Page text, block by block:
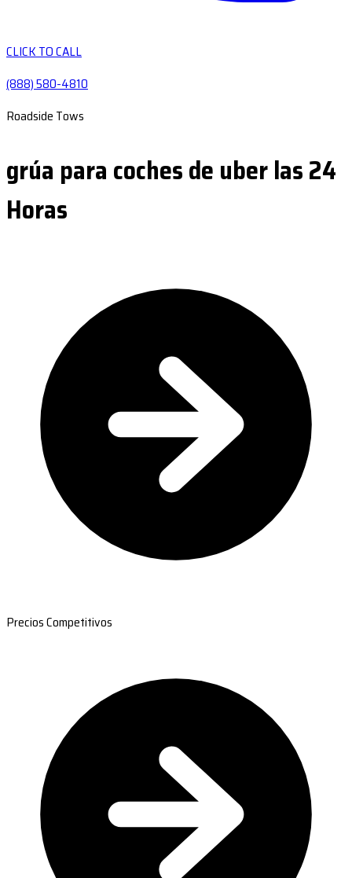
CLICK TO CALL
(888) 580-4810
Roadside Tows
grúa para coches de uber las 24
Horas
Precios Competitivos